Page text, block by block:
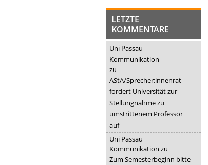
LETZTE
KOMMENTARE
Uni Passau
Kommunikation
zu
AStA/Sprecher:innenrat
fordert Universität zur
Stellungnahme zu
umstrittenem Professor
auf
Uni Passau
Kommunikation zu
Zum Semesterbeginn bitte